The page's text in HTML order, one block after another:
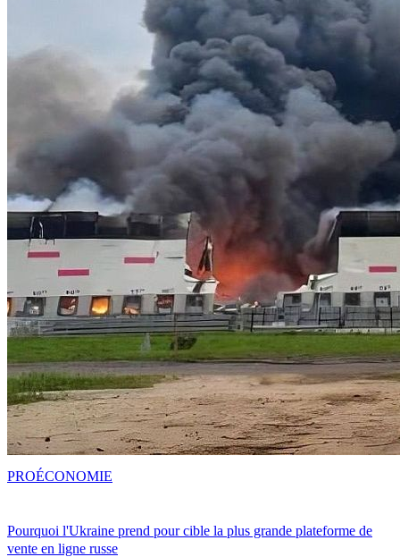
Pourquoi l'Ukraine prend pour cible la plus grande plateforme de
vente en ligne russe
PROÉCONOMIE